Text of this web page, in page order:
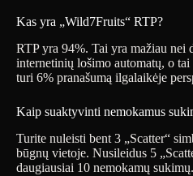
Kas yra „Wild7Fruits“ RTP?
RTP yra 94%. Tai yra mažiau nei
internetinių lošimo automatų, o tai
turi 6% pranašumą ilgalaikėje
Kaip suaktyvinti nemokamus
Turite nuleisti bent 3 „Scatter“
būgnų vietoje. Nusileidus 5
daugiausiai 10 nemokamų sukimų.